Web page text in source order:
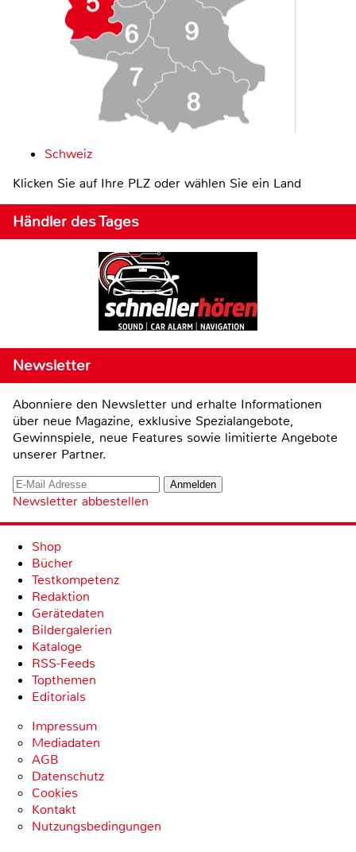
Schweiz
Klicken Sie auf Ihre PLZ oder wählen Sie ein Land
Händler des Tages
Newsletter
Abonniere den Newsletter und erhalte Informationen
über neue Magazine, exklusive Spezialangebote,
Gewinnspiele, neue Features sowie limitierte Angebote
unserer Partner.
Newsletter abbestellen
Shop
Bücher
Testkompetenz
Redaktion
Gerätedaten
Bildergalerien
Kataloge
RSS-Feeds
Topthemen
Editorials
Impressum
Mediadaten
AGB
Datenschutz
Cookies
Kontakt
Nutzungsbedingungen